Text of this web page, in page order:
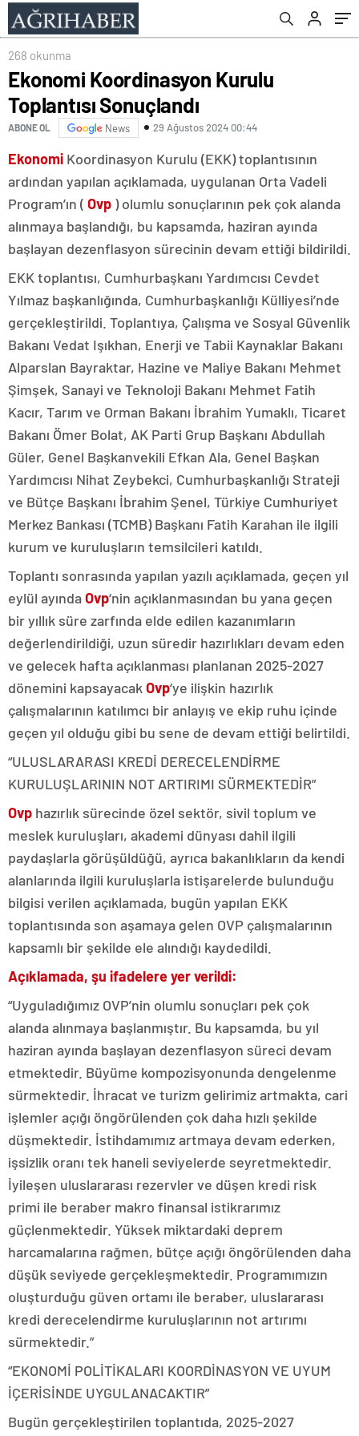
268 okunma
Ekonomi Koordinasyon Kurulu
Toplantısı Sonuçlandı
ABONE OL News 29 Ağustos 2024 00:44
Ekonomi Koordinasyon Kurulu (EKK) toplantısının
ardından yapılan açıklamada, uygulanan Orta Vadeli
Program’ın ( Ovp ) olumlu sonuçlarının pek çok alanda
alınmaya başlandığı, bu kapsamda, haziran ayında
başlayan dezenflasyon sürecinin devam ettiği bildirildi.
EKK toplantısı, Cumhurbaşkanı Yardımcısı Cevdet
Yılmaz başkanlığında, Cumhurbaşkanlığı Külliyesi’nde
gerçekleştirildi. Toplantıya, Çalışma ve Sosyal Güvenlik
Bakanı Vedat Işıkhan, Enerji ve Tabii Kaynaklar Bakanı
Alparslan Bayraktar, Hazine ve Maliye Bakanı Mehmet
Şimşek, Sanayi ve Teknoloji Bakanı Mehmet Fatih
Kacır, Tarım ve Orman Bakanı İbrahim Yumaklı, Ticaret
Bakanı Ömer Bolat, AK Parti Grup Başkanı Abdullah
Güler, Genel Başkanvekili Efkan Ala, Genel Başkan
Yardımcısı Nihat Zeybekci, Cumhurbaşkanlığı Strateji
ve Bütçe Başkanı İbrahim Şenel, Türkiye Cumhuriyet
Merkez Bankası (TCMB) Başkanı Fatih Karahan ile ilgili
kurum ve kuruluşların temsilcileri katıldı.
Toplantı sonrasında yapılan yazılı açıklamada, geçen yıl
eylül ayındaOvp‘nin açıklanmasından bu yana geçen
bir yıllık süre zarfında elde edilen kazanımların
değerlendirildiği, uzun süredir hazırlıkları devam eden
ve gelecek hafta açıklanması planlanan 2025-2027
dönemini kapsayacak Ovp‘ye ilişkin hazırlık
çalışmalarının katılımcı bir anlayış ve ekip ruhu içinde
geçen yıl olduğu gibi bu sene de devam ettiği belirtildi.
“ULUSLARARASI KREDİ DERECELENDİRME
KURULUŞLARININ NOT ARTIRIMI SÜRMEKTEDİR”
Ovp hazırlık sürecinde özel sektör, sivil toplum ve
meslek kuruluşları, akademi dünyası dahil ilgili
paydaşlarla görüşüldüğü, ayrıca bakanlıkların da kendi
alanlarında ilgili kuruluşlarla istişarelerde bulunduğu
bilgisi verilen açıklamada, bugün yapılan EKK
toplantısında son aşamaya gelen OVP çalışmalarının
kapsamlı bir şekilde ele alındığı kaydedildi.
Açıklamada, şu ifadelere yer verildi:
“Uyguladığımız OVP’nin olumlu sonuçları pek çok
alanda alınmaya başlanmıştır. Bu kapsamda, bu yıl
haziran ayında başlayan dezenflasyon süreci devam
etmektedir. Büyüme kompozisyonunda dengelenme
sürmektedir. İhracat ve turizm gelirimiz artmakta, cari
işlemler açığı öngörülenden çok daha hızlı şekilde
düşmektedir. İstihdamımız artmaya devam ederken,
işsizlik oranı tek haneli seviyelerde seyretmektedir.
İyileşen uluslararası rezervler ve düşen kredi risk
primi ile beraber makro finansal istikrarımız
güçlenmektedir. Yüksek miktardaki deprem
harcamalarına rağmen, bütçe açığı öngörülenden daha
düşük seviyede gerçekleşmektedir. Programımızın
oluşturduğu güven ortamı ile beraber, uluslararası
kredi derecelendirme kuruluşlarının not artırımı
sürmektedir.”
“EKONOMİ POLİTİKALARI KOORDİNASYON VE UYUM
İÇERİSİNDE UYGULANACAKTIR”
Bugün gerçekleştirilen toplantıda, 2025-2027